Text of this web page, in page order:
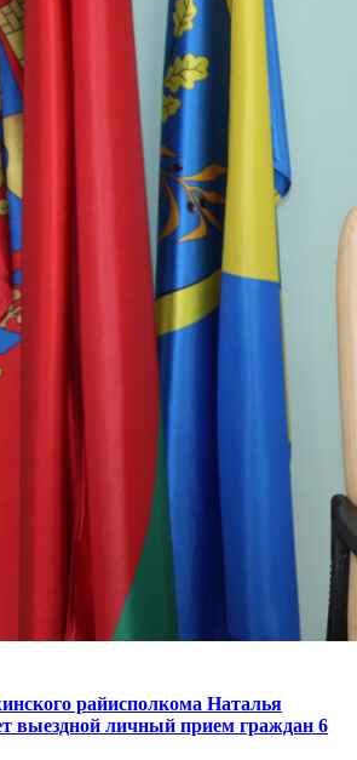
райисполкома Наталья
выездной личный прием граждан 6